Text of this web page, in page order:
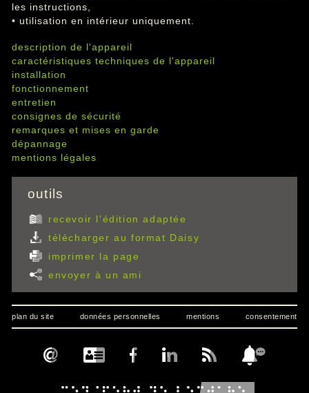
les instructions,
• utilisation en intérieur uniquement.
description de l'appareil
caractéristiques techniques de l'appareil
installation
fonctionnement
entretien
consignes de sécurité
remarques et mises en garde
dépannage
mentions légales
outils
recevoir l'édition adaptée
télécharger au format Daisy
imprimer la page
envoyer à un ami
plan du site données personnelles mentions consentement